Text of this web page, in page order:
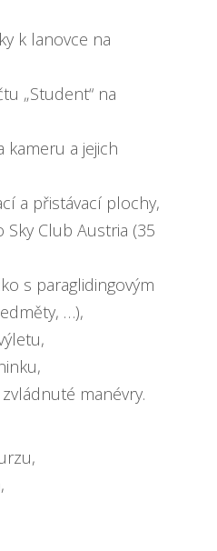
k lanovce na
„Student“ na
kameru a jejich
a přistávací plochy,
Club Austria (35
s paraglidingovým
…),
manévry.